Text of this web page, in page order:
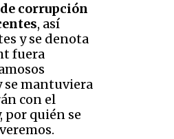
corrupción
, así
y se denota
fuera
se mantuviera
con el
por quién se